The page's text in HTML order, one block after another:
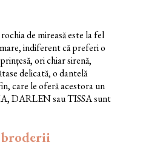
de mireasă este la fel
indiferent că preferi o
ori chiar sirenă,
delicată, o dantelă
care le oferă acestora un
DARLEN sau TISSA sunt
broderii